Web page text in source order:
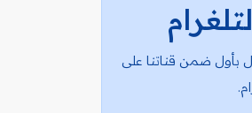
بأول ضمن قناتنا على